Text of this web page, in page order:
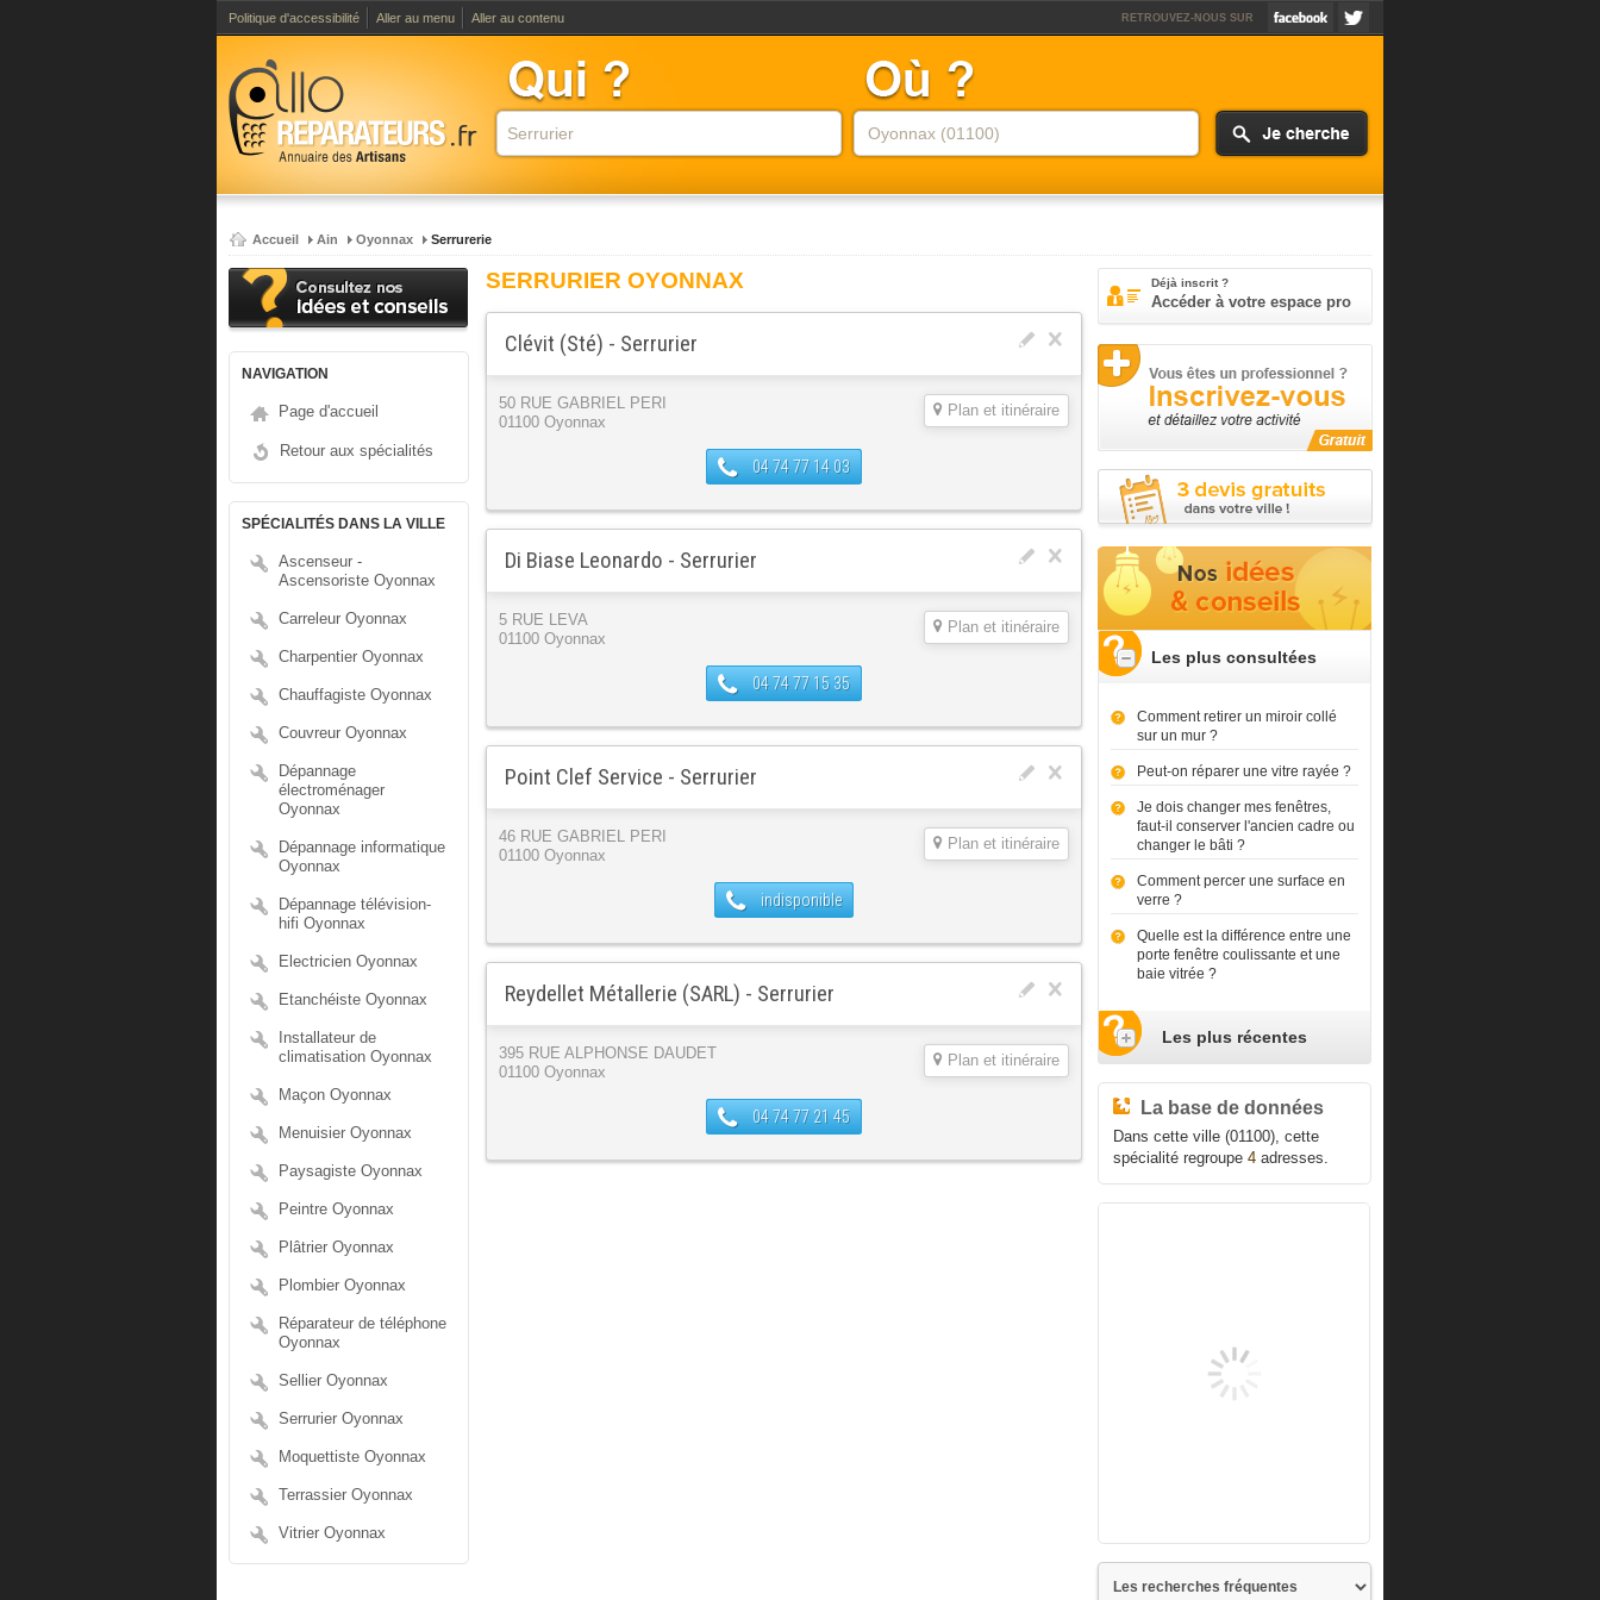
Politique d'accessibilité Aller au menu Aller au contenu RETROUVEZ-NOUS SUR
Accueil Ain Oyonnax Serrurerie
NAVIGATION
Page d'accueil
Retour aux spécialités
SPÉCIALITÉS DANS LA VILLE
Ascenseur -
Ascensoriste Oyonnax
Carreleur Oyonnax
Charpentier Oyonnax
Chauffagiste Oyonnax
Couvreur Oyonnax
Dépannage
électroménager
Oyonnax
Dépannage informatique
Oyonnax
Dépannage télévision-
hifi Oyonnax
Electricien Oyonnax
Etanchéiste Oyonnax
Installateur de
climatisation Oyonnax
Maçon Oyonnax
Menuisier Oyonnax
Paysagiste Oyonnax
Peintre Oyonnax
Plâtrier Oyonnax
Plombier Oyonnax
Réparateur de téléphone
Oyonnax
Sellier Oyonnax
Serrurier Oyonnax
Moquettiste Oyonnax
Terrassier Oyonnax
Vitrier Oyonnax
SERRURIER OYONNAX
Clévit (Sté) - Serrurier
Plan et itinéraire
50 RUE GABRIEL PERI
01100 Oyonnax
04 74 77 14 03
Di Biase Leonardo - Serrurier
Plan et itinéraire
5 RUE LEVA
01100 Oyonnax
04 74 77 15 35
Point Clef Service - Serrurier
Plan et itinéraire
46 RUE GABRIEL PERI
01100 Oyonnax
indisponible
Reydellet Métallerie (SARL) - Serrurier
Plan et itinéraire
395 RUE ALPHONSE DAUDET
01100 Oyonnax
04 74 77 21 45
Déjà inscrit ?
Accéder à votre espace pro
Les plus consultées
Comment retirer un miroir collé
sur un mur ?
Peut-on réparer une vitre rayée ?
Je dois changer mes fenêtres,
faut-il conserver l'ancien cadre ou
changer le bâti ?
Comment percer une surface en
verre ?
Quelle est la différence entre une
porte fenêtre coulissante et une
baie vitrée ?
Les plus récentes
La base de données
Dans cette ville (01100), cette
spécialité regroupe 4adresses.